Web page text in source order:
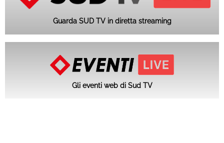
Guarda SUD TV in diretta streaming
Gli eventi web di Sud TV